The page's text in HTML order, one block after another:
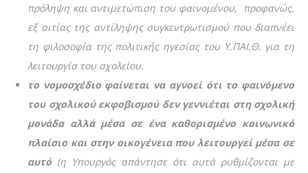
πρόληψη και αντιμετώπιση του φαινομένου, προφανώς,
εξ αιτίας της αντίληψης συγκεντρωτισμού που διαπνέει
τη φιλοσοφία της πολιτικής ηγεσίας του Υ.ΠΑΙ.Θ. για τη
λειτουργία του σχολείου.
το νομοσχέδιο φαίνεται να αγνοεί ότι το φαινόμενο
του σχολικού εκφοβισμού δεν γεννιέται στη σχολική
μονάδα αλλά μέσα σε ένα καθορισμένο κοινωνικό
πλαίσιο και στην οικογένεια που λειτουργεί μέσα σε
αυτό (η Υπουργός απάντησε ότι αυτά ρυθμίζονται με